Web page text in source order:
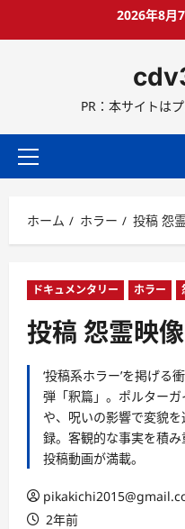
ス
ッ
2026年8月
PR：本サイトは
メ
メ
ニ
ー
ホーム ホラー 投稿 怨
ドキュメンタリー ホラー
投稿 怨霊映
‘投稿系ホラー’を掲げる
弾「釈篇」。ポルター
や、呪いの影響で変貌
録。客観的な事実を積
投稿動画が満載。
2年前